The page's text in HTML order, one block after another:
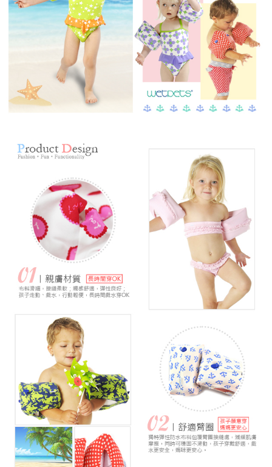
時審查核予不同之上限額度；若仍有額度不足之情形，本公司將視審查結果
請求用戶進行身份認證。
５．嚴禁一人註冊多個帳號或使用他人資訊註冊。若發現惡意使用之情形，
恩沛科技股份有限公司將有權停止該用戶之使用額度並採取法律行動。